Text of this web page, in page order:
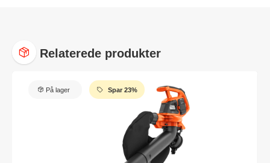
Relaterede produkter
På lager Spar 23%